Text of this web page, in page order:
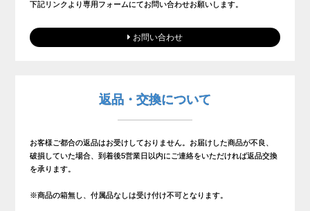
下記リンクより専用フォームにてお問い合わせお願いします。
お問い合わせ
返品・交換について
お客様ご都合の返品はお受けしておりません。お届けした商品が不良、
破損していた場合、到着後5営業日以内にご連絡をいただければ返品交換
を承ります。
※商品の箱無し、付属品なしは受け付け不可となります。